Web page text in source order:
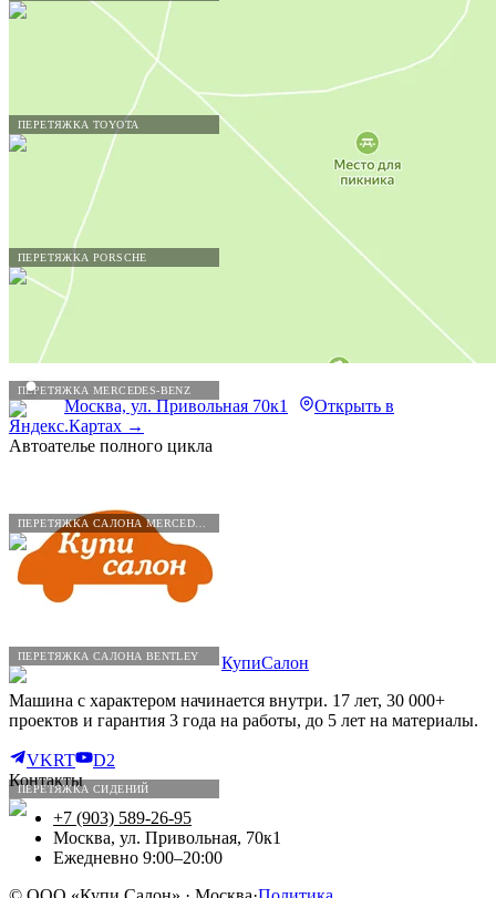
ПЕРЕТЯЖКА TOYOTA
ПЕРЕТЯЖКА PORSCHE
ПЕРЕТЯЖКА MERCEDES-BENZ
ПЕРЕТЯЖКА САЛОНА BENTLEY
ПЕРЕТЯЖКА СИДЕНИЙ
Москва, ул. Привольная 70к1
Открыть в
Яндекс.Картах →
Автоателье полного цикла
КупиСалон
Машина с характером начинается внутри. 17 лет, 30 000+
проектов и гарантия 3 года на работы, до 5 лет на материалы.
VKRT
D2
Контакты
+7 (903) 589-26-95
Москва, ул. Привольная, 70к1
Ежедневно 9:00–20:00